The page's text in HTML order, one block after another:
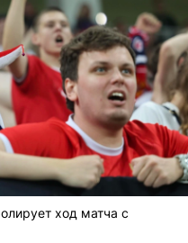
ход матча с